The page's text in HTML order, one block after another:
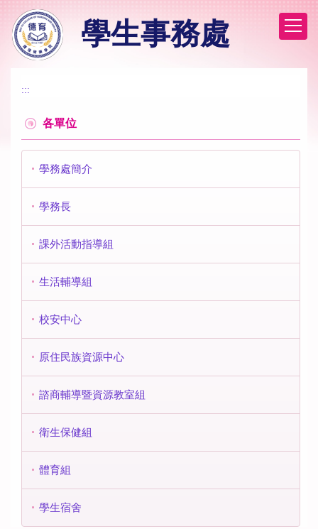
到
主
學生事務處
:::
各單位
學務處簡介
學務長
課外活動指導組
生活輔導組
校安中心
原住民族資源中心
諮商輔導暨資源教室組
衛生保健組
體育組
學生宿舍